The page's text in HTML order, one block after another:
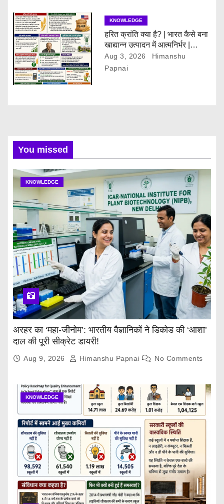
KNOWLEDGE
हरित क्रांति क्या है? | भारत कैसे बना
खाद्यान्न उत्पादन में आत्मनिर्भर |
Green Revolution Explained
Aug 3, 2026
Himanshu
Papnai
You missed
KNOWLEDGE
अरहर का ‘महा-जीनोम’: भारतीय वैज्ञानिकों ने डिकोड की ‘आशा’
दाल की पूरी सीक्रेट डायरी!
Aug 9, 2026 Himanshu Papnai No Comments
KNOWLEDGE